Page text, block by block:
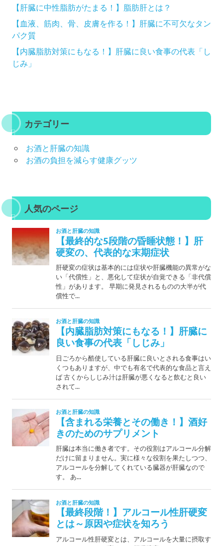
【肝臓に中性脂肪がたまる！】脂肪肝とは？
【血液、筋肉、骨、皮膚を作る！】肝臓に不可欠なタン
パク質
【内臓脂肪対策にもなる！】肝臓に良い食事の代表「し
じみ」
カテゴリー
お酒と肝臓の知識
お酒の負担を減らす健康グッツ
人気のページ